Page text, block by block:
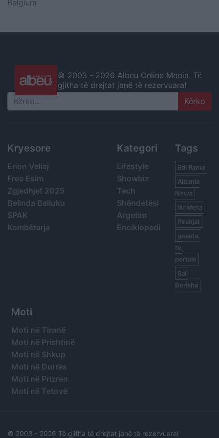
Belgium
© 2003 - 2026 Albeu Online Media. Të
gjitha të drejtat janë të rezervuara!
Search
Kryesore
Erion Veliaj
Free Esim
Zgjedhjet 2025
Belinda Balluku
SPAK
Kombëtarja
Kategori
Lifestyle
Showbiz
Tech
Shëndetësi
Argetim
Enciklopedi
Tags
Edi Rama
Albania
News
Ilir Meta
Piranjat
gazeta,
tv,
portale
Sali
Berisha
Moti
Moti në Tiranë
Moti në Prishtinë
Moti në Shkup
Moti në Durrës
Moti në Prizren
Moti në Tetovë
© 2003 - 2026 Të gjitha të drejtat janë të rezervuara!